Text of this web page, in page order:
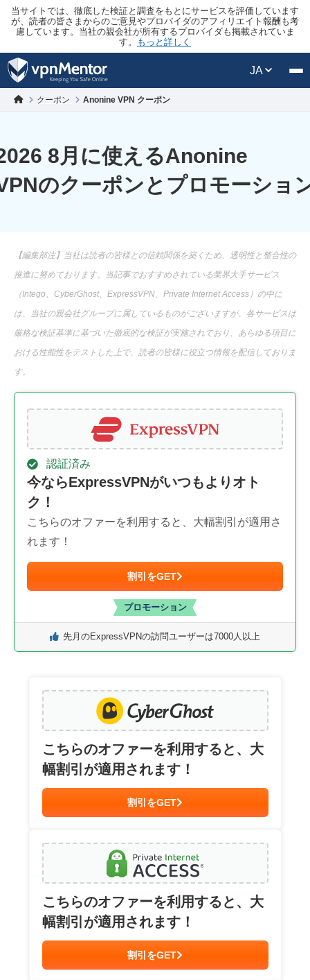
当サイトでは、徹底した検証と調査をもとにサービスを評価しています
が、読者の皆さまからのご意見やプロバイダのアフィリエイト報酬も考
慮しています。当社の親会社が所有するプロバイダも掲載されていま
す。
もっと詳しく
JA
クーポン Anonine VPN クーポン
8月に使えるAnonine
のクーポンとプロモーショ
【編集部注】当社は読者の皆様との信頼関係を築くため、透明性と整合性の
推進に努めております。当記事でおすすめされている業界大手サービス
（Intego、CyberGhost、ExpressVPN、Private Internet Access）の中に
は、当社の親会社グループに属しているものがございますが、各サービスは
厳格な検証基準に基づいた徹底的な検証が実施されており、あらゆる項目に
おける性能性をテストした上で、読者の皆様に役立つ情報を配信しておりま
す。
認証済み
今ならExpressVPNがいつもよりオト
ク！
こちらのオファーを利用すると、大幅割引が適用さ
れます！
割引をGET
プロモーション
先月のExpressVPNの訪問ユーザーは7000人以上
こちらのオファーを利用すると、大
幅割引が適用されます！
割引をGET
こちらのオファーを利用すると、大
幅割引が適用されます！
割引をGET